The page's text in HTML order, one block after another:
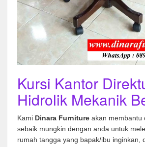
Kursi Kantor
Hidrolik Mekanik
Kami Dinara Furniture akan membantu
sebaik mungkin dengan anda untuk
rumah tangga yang bapak/ibu inginkan,